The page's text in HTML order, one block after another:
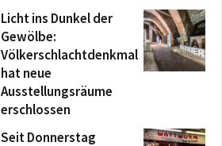
Licht ins Dunkel der
Gewölbe:
Völkerschlachtdenkmal
hat neue
Ausstellungsräume
erschlossen
Seit Donnerstag